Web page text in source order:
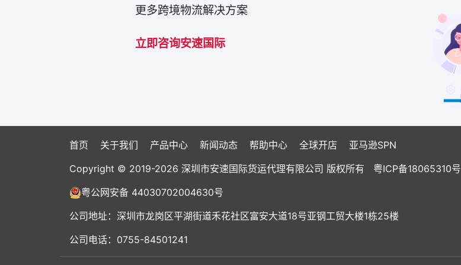
更多跨境物流解决方案
立即咨询安速国际
首页 关于我们 产品中心 新闻动态 帮助中心 全球开店
亚马逊SPN
Copyright © 2019-2026 深圳市安速国际货运代理有限公司 版权所有 粤ICP备18065310号
粤公网安备 44030702004630号
公司地址：深圳市龙岗区平湖街道禾花社区富安大道18号亚钢工贸大楼1栋25楼
公司电话：0755-84501241